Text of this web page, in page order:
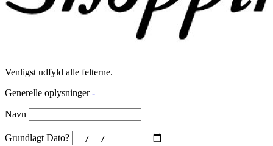
Venligst udfyld alle felterne.
Generelle oplysninger -
Navn
Grundlagt Dato?